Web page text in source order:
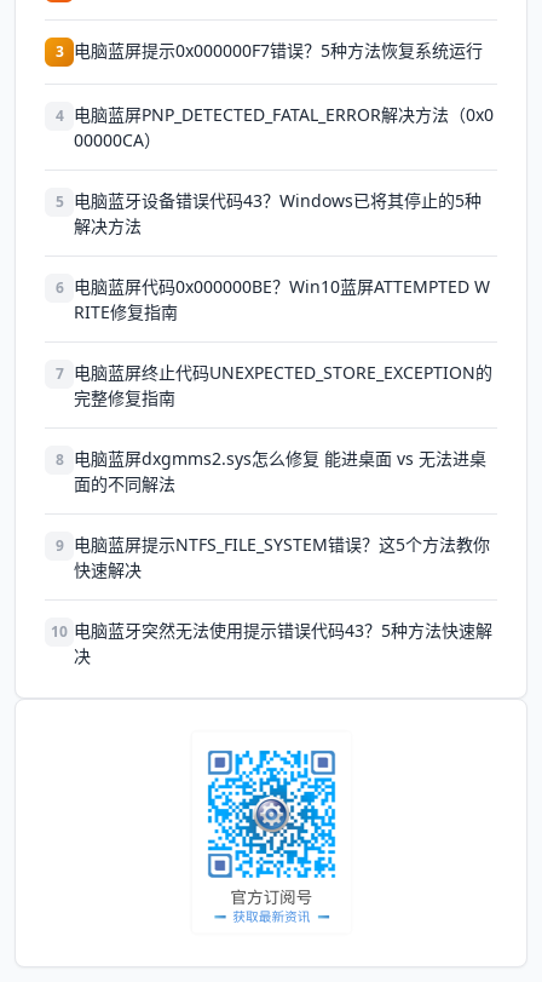
3 电脑蓝屏提示0x000000F7错误？5种方法恢复系统运行
4 电脑蓝屏PNP_DETECTED_FATAL_ERROR解决方法（0x0
00000CA）
5 电脑蓝牙设备错误代码43？Windows已将其停止的5种
解决方法
6 电脑蓝屏代码0x000000BE？Win10蓝屏ATTEMPTED W
RITE修复指南
7 电脑蓝屏终止代码UNEXPECTED_STORE_EXCEPTION的
完整修复指南
8 电脑蓝屏dxgmms2.sys怎么修复 能进桌面 vs 无法进桌
面的不同解法
9 电脑蓝屏提示NTFS_FILE_SYSTEM错误？这5个方法教你
快速解决
10 电脑蓝牙突然无法使用提示错误代码43？5种方法快速解
决